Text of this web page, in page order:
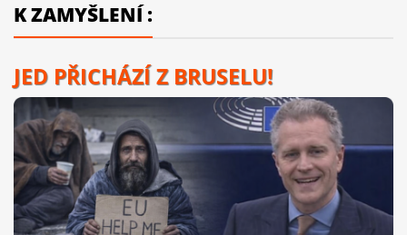
K ZAMYŠLENÍ :
JED PŘICHÁZÍ Z BRUSELU!